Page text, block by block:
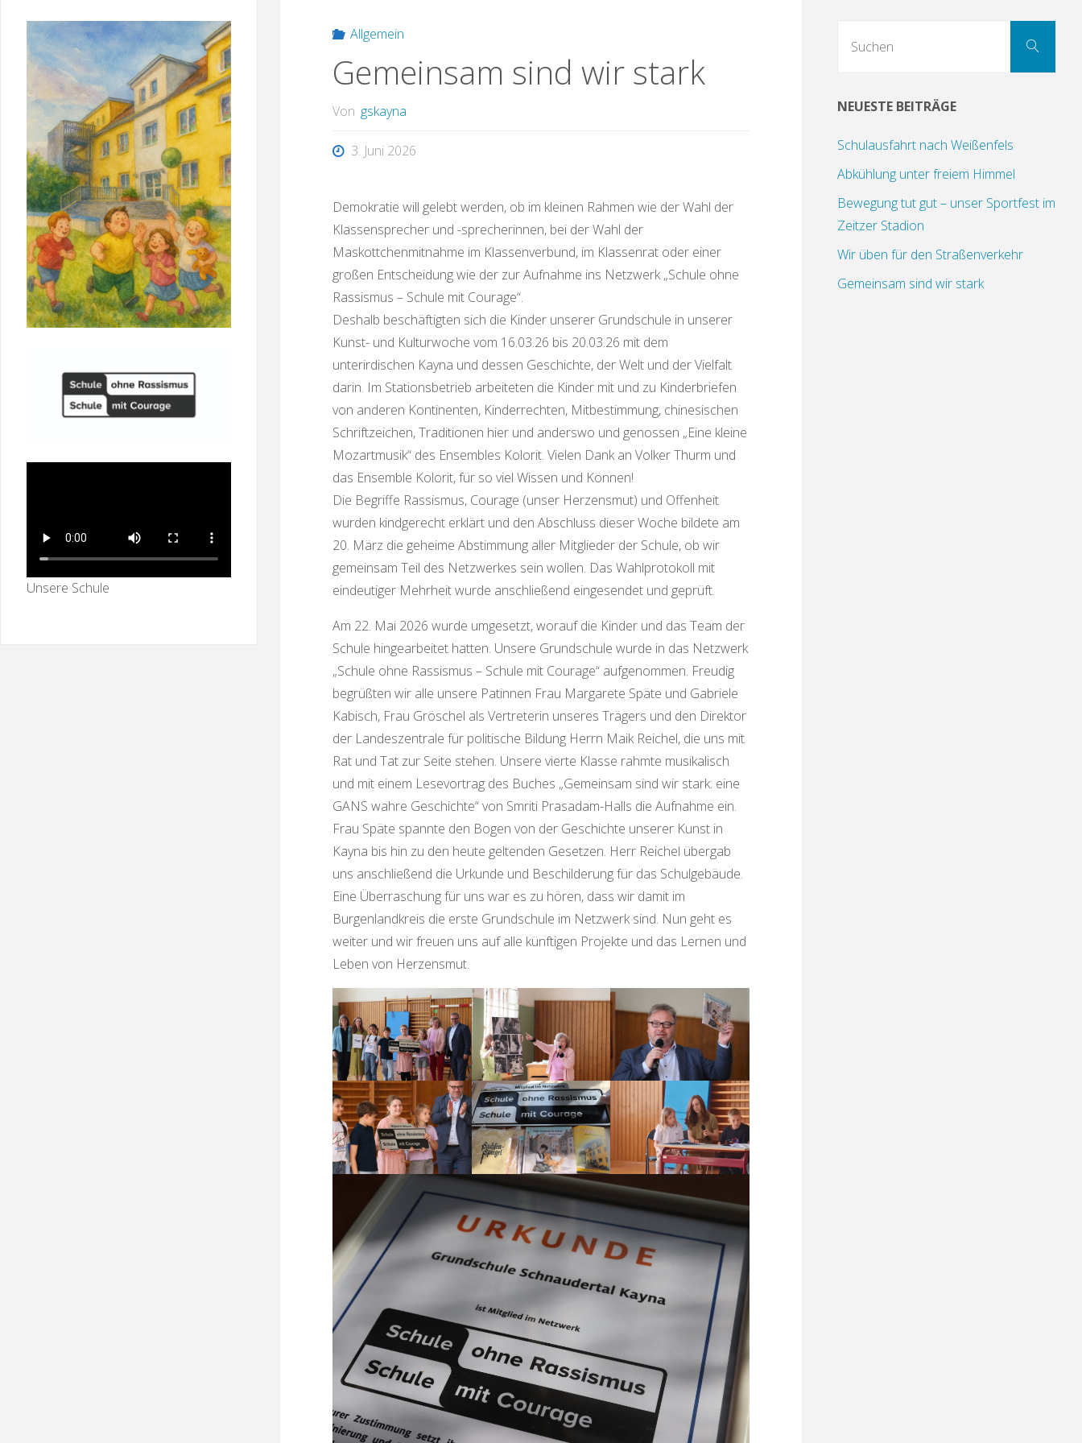
Allgemein
Gemeinsam sind wir stark
Von gskayna
3. Juni 2026
Demokratie will gelebt werden, ob im kleinen Rahmen wie der Wahl der
Klassensprecher und -sprecherinnen, bei der Wahl der
Maskottchenmitnahme im Klassenverbund, im Klassenrat oder einer
großen Entscheidung wie der zur Aufnahme ins Netzwerk „Schule ohne
Rassismus – Schule mit Courage“.
Deshalb beschäftigten sich die Kinder unserer Grundschule in unserer
Kunst- und Kulturwoche vom 16.03.26 bis 20.03.26 mit dem
unterirdischen Kayna und dessen Geschichte, der Welt und der Vielfalt
darin. Im Stationsbetrieb arbeiteten die Kinder mit und zu Kinderbriefen
von anderen Kontinenten, Kinderrechten, Mitbestimmung, chinesischen
Schriftzeichen, Traditionen hier und anderswo und genossen „Eine kleine
Mozartmusik“ des Ensembles Kolorit. Vielen Dank an Volker Thurm und
das Ensemble Kolorit, für so viel Wissen und Können!
Die Begriffe Rassismus, Courage (unser Herzensmut) und Offenheit
wurden kindgerecht erklärt und den Abschluss dieser Woche bildete am
20. März die geheime Abstimmung aller Mitglieder der Schule, ob wir
gemeinsam Teil des Netzwerkes sein wollen. Das Wahlprotokoll mit
eindeutiger Mehrheit wurde anschließend eingesendet und geprüft.
Am 22. Mai 2026 wurde umgesetzt, worauf die Kinder und das Team der
Schule hingearbeitet hatten. Unsere Grundschule wurde in das Netzwerk
„Schule ohne Rassismus – Schule mit Courage“ aufgenommen. Freudig
begrüßten wir alle unsere Patinnen Frau Margarete Späte und Gabriele
Kabisch, Frau Gröschel als Vertreterin unseres Trägers und den Direktor
der Landeszentrale für politische Bildung Herrn Maik Reichel, die uns mit
Rat und Tat zur Seite stehen. Unsere vierte Klasse rahmte musikalisch
und mit einem Lesevortrag des Buches „Gemeinsam sind wir stark: eine
GANS wahre Geschichte“ von Smriti Prasadam-Halls die Aufnahme ein.
Frau Späte spannte den Bogen von der Geschichte unserer Kunst in
Kayna bis hin zu den heute geltenden Gesetzen. Herr Reichel übergab
uns anschließend die Urkunde und Beschilderung für das Schulgebäude.
Eine Überraschung für uns war es zu hören, dass wir damit im
Burgenlandkreis die erste Grundschule im Netzwerk sind. Nun geht es
weiter und wir freuen uns auf alle künftigen Projekte und das Lernen und
Leben von Herzensmut.
Unsere Schule
Suchen
NEUESTE BEITRÄGE
Schulausfahrt nach Weißenfels
Abkühlung unter freiem Himmel
Bewegung tut gut – unser Sportfest im
Zeitzer Stadion
Wir üben für den Straßenverkehr
Gemeinsam sind wir stark